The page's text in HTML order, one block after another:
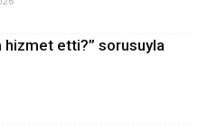
hizmet etti?” sorusuyla